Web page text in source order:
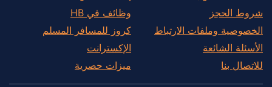
Fuente de Piedra
Guaro
Istan
شروط الحجز
الخصوصية وملفات الارتباط
الأسئلة الشائعة
للاتصال بنا
وظائف في HB
كروز للمسافر المسلم
الإكسترانت
ميزات حصرية